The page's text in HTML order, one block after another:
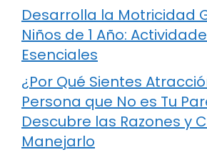
Desarrolla la Motricidad
Niños de 1 Año:
Esenciales
¿Por Qué Sientes
Persona que No es Tu
Descubre las Razones y
Manejarlo